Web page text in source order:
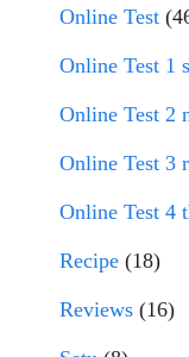
Online Test
Online Test 1
Online Test 2
Online Test 3
Online Test 4
Recipe (18)
Reviews (16)